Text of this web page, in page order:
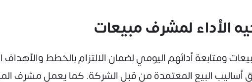
الأداء لمشرف مبيعات
ومتابعة أدائهم اليومي لضمان الالتزام بالخطط
أساليب البيع المعتمدة من قبل الشركة. كما يعمل مشرف